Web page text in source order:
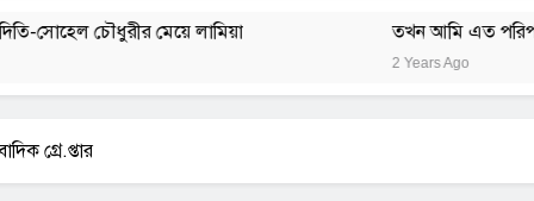
চৌধুরীর মেয়ে লামিয়া তখন আমি এত পরিপক্ব
2 Years Ago
গ্রে.প্তার